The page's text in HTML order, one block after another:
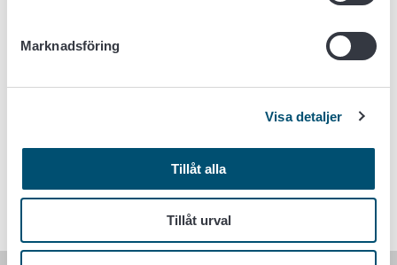
Marknadsföring
Visa detaljer
Tillåt alla
Tillåt urval
Laboratorier godkanda av livsmedelsverket
Referenslaboratorierna